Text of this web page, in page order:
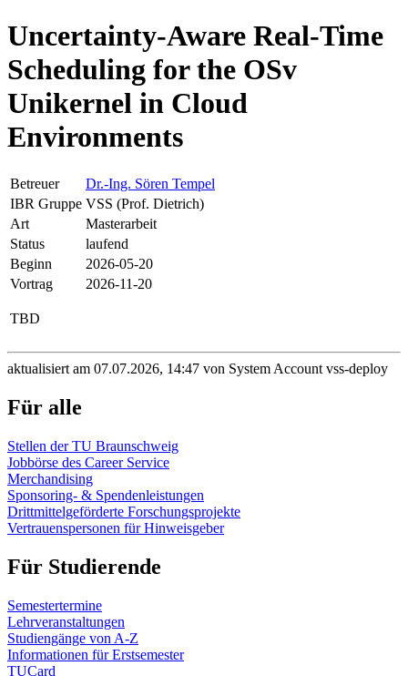
Uncertainty-Aware Real-Time
Scheduling for the OSv
Unikernel in Cloud
Environments
Betreuer
Dr.-Ing. Sören Tempel
IBR Gruppe VSS (Prof. Dietrich)
Art
Masterarbeit
Status
laufend
Beginn
2026-05-20
Vortrag
2026-11-20
TBD
aktualisiert am 07.07.2026, 14:47 von System Account vss-deploy
Für alle
Stellen der TU Braunschweig
Jobbörse des Career Service
Merchandising
Sponsoring- & Spendenleistungen
Drittmittelgeförderte Forschungsprojekte
Vertrauenspersonen für Hinweisgeber
Für Studierende
Semestertermine
Lehrveranstaltungen
Studiengänge von A-Z
Informationen für Erstsemester
TUCard